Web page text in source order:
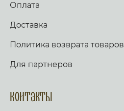
Оплата
Доставка
Политика возврата товаров
Для партнеров
Контакты